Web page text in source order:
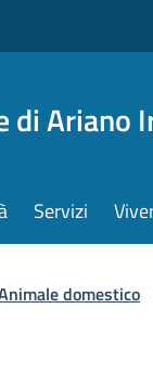
di Ariano
Servizi
domestico